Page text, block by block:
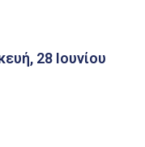
28 Ιουνίου